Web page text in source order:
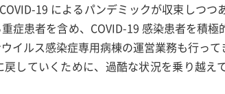
19 によるパンデミックが収束しつつ
症患者を含め、COVID-19 感染患者を積
イルス感染症専用病棟の運営業務も行って
していくために、過酷な状況を乗り越え